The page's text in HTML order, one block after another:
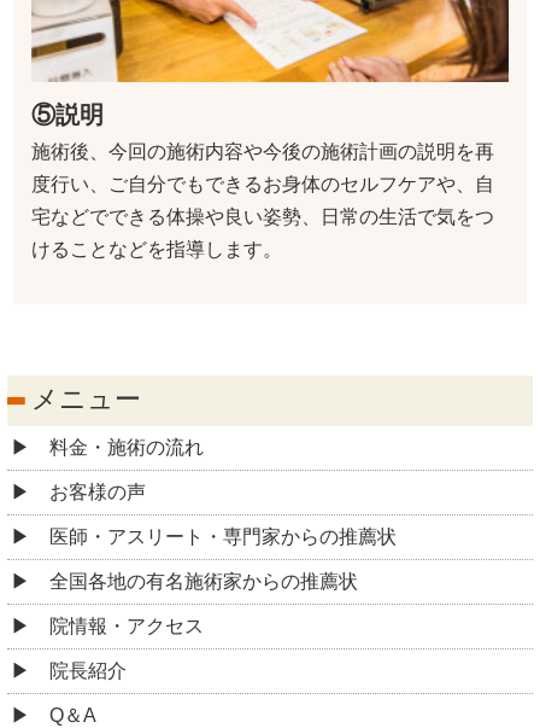
⑤説明
施術後、今回の施術内容や今後の施術計画の説明を再
度行い、ご自分でもできるお身体のセルフケアや、自
宅などでできる体操や良い姿勢、日常の生活で気をつ
けることなどを指導します。
メニュー
料金・施術の流れ
お客様の声
医師・アスリート・専門家からの推薦状
全国各地の有名施術家からの推薦状
院情報・アクセス
院長紹介
Q＆A